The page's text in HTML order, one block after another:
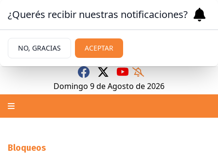
Domingo 9deAgosto de 2026
Bloqueos
¿Querés recibir nuestras notificaciones?
NO, GRACIAS ACEPTAR